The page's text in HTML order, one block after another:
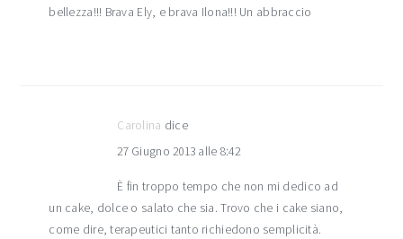
bellezza!!! Brava Ely, e brava Ilona!!! Un abbraccio
Carolina dice
27 Giugno 2013 alle 8:42
È fin troppo tempo che non mi dedico ad
un cake, dolce o salato che sia. Trovo che i cake siano,
come dire, terapeutici tanto richiedono semplicità.